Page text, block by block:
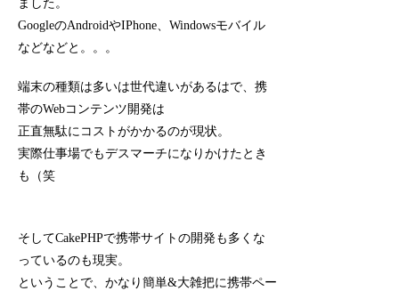
ました。
GoogleのAndroidやIPhone、Windowsモバイル
などなどと。。。
端末の種類は多いは世代違いがあるはで、携
帯のWebコンテンツ開発は
正直無駄にコストがかかるのが現状。
実際仕事場でもデスマーチになりかけたとき
も（笑
そしてCakePHPで携帯サイトの開発も多くな
っているのも現実。
ということで、かなり簡単&大雑把に携帯ペー